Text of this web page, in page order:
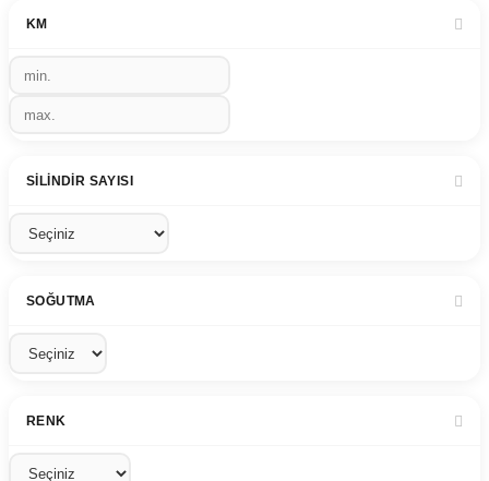
KM
SILINDIR SAYISI
SOĞUTMA
RENK